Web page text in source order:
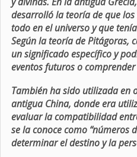
desarrolló la teoría de que
todo en el universo y que
Según la teoría de Pitágoras,
un significado específico y
eventos futuros o
También ha sido utilizada en
antigua China, donde era
evaluar la compatibilidad
se la conoce como “números
determinar el destino y la